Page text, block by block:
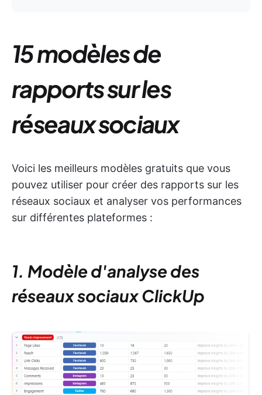
15 modèles de
rapports sur les
réseaux sociaux
Voici les meilleurs modèles gratuits que vous
pouvez utiliser pour créer des rapports sur les
réseaux sociaux et analyser vos performances
sur différentes plateformes :
1. Modèle d'analyse des
réseaux sociaux ClickUp